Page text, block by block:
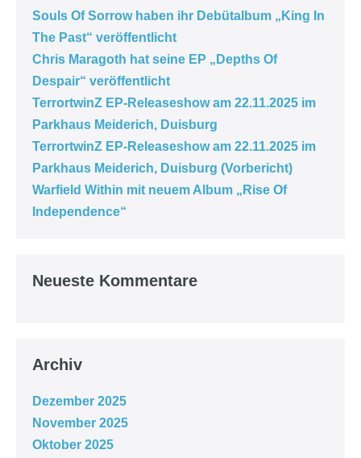
Souls Of Sorrow haben ihr Debütalbum „King In
The Past“ veröffentlicht
Chris Maragoth hat seine EP „Depths Of
Despair“ veröffentlicht
TerrortwinZ EP-Releaseshow am 22.11.2025 im
Parkhaus Meiderich, Duisburg
TerrortwinZ EP-Releaseshow am 22.11.2025 im
Parkhaus Meiderich, Duisburg (Vorbericht)
Warfield Within mit neuem Album „Rise Of
Independence“
Neueste Kommentare
Archiv
Dezember 2025
November 2025
Oktober 2025